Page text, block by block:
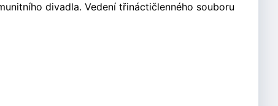
divadla. Vedení třináctičlenného souboru